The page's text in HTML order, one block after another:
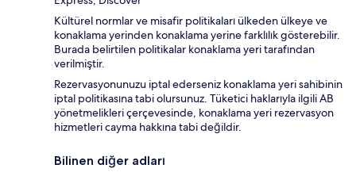
Kültürel normlar ve misafir politikaları ülkeden ülkeye ve
konaklama yerinden konaklama yerine farklılık gösterebilir.
Burada belirtilen politikalar konaklama yeri tarafından
verilmiştir.
Rezervasyonunuzu iptal ederseniz konaklama yeri sahibinin
iptal politikasına tabi olursunuz. Tüketici haklarıyla ilgili AB
yönetmelikleri çerçevesinde, konaklama yeri rezervasyon
hizmetleri cayma hakkına tabi değildir.
Bilinen diğer adları